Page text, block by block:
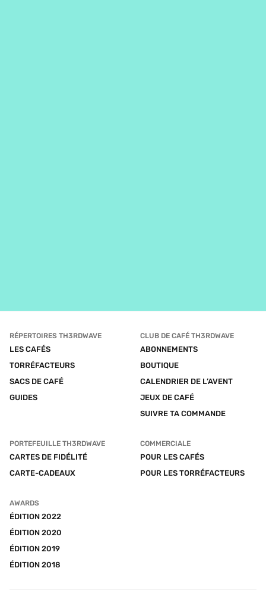
RÉPERTOIRES TH3RDWAVE
LES CAFÉS
TORRÉFACTEURS
SACS DE CAFÉ
GUIDES
CLUB DE CAFÉ TH3RDWAVE
ABONNEMENTS
BOUTIQUE
CALENDRIER DE L’AVENT
JEUX DE CAFÉ
SUIVRE TA COMMANDE
PORTEFEUILLE TH3RDWAVE
CARTES DE FIDÉLITÉ
CARTE-CADEAUX
COMMERCIALE
POUR LES CAFÉS
POUR LES TORRÉFACTEURS
AWARDS
ÉDITION 2022
ÉDITION 2020
ÉDITION 2019
ÉDITION 2018